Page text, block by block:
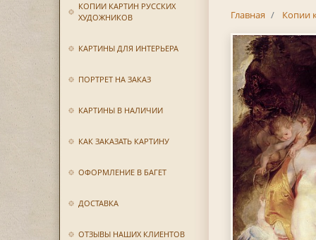
КОПИИ КАРТИН РУССКИХ
ХУДОЖНИКОВ
КАРТИНЫ ДЛЯ ИНТЕРЬЕРА
ПОРТРЕТ НА ЗАКАЗ
КАРТИНЫ В НАЛИЧИИ
КАК ЗАКАЗАТЬ КАРТИНУ
ОФОРМЛЕНИЕ В БАГЕТ
ДОСТАВКА
ОТЗЫВЫ НАШИХ КЛИЕНТОВ
Главная Копии